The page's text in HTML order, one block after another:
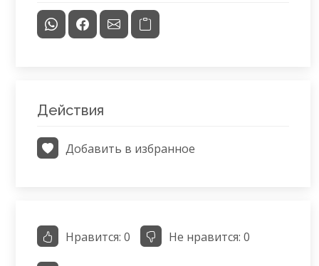
Действия
Добавить в избранное
Нравится: 0 Не нравится: 0